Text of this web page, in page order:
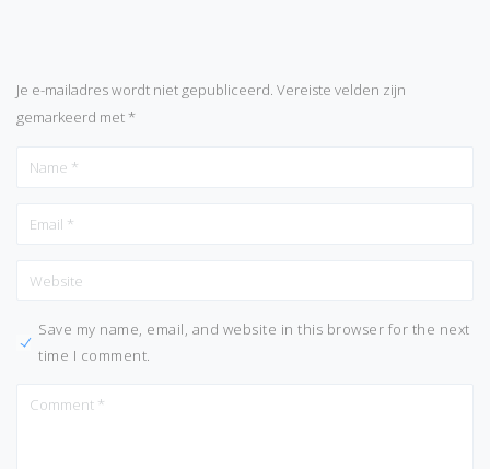
Je e-mailadres wordt niet gepubliceerd. Vereiste velden zijn
gemarkeerd met*
Save my name, email, and website in this browser for the next
time I comment.